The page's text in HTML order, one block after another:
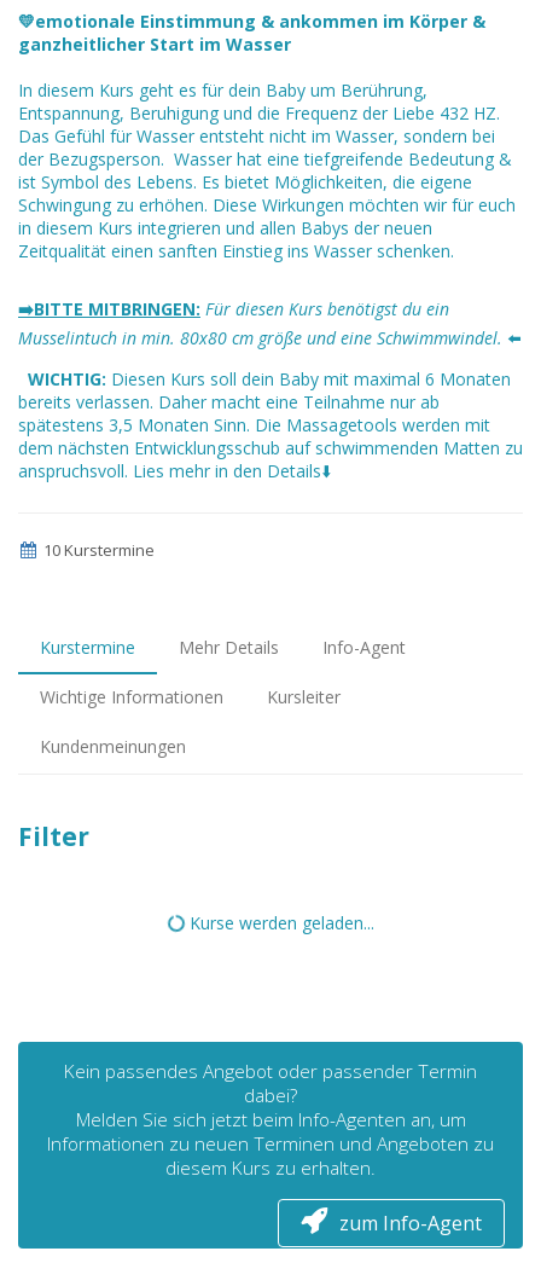
💛emotionale Einstimmung & ankommen im Körper &
ganzheitlicher Start im Wasser
In diesem Kurs geht es für dein Baby um Berührung,
Entspannung, Beruhigung und die Frequenz der Liebe 432 HZ.
Das Gefühl für Wasser entsteht nicht im Wasser, sondern bei
der Bezugsperson. Wasser hat eine tiefgreifende Bedeutung &
ist Symbol des Lebens. Es bietet Möglichkeiten, die eigene
Schwingung zu erhöhen. Diese Wirkungen möchten wir für euch
in diesem Kurs integrieren und allen Babys der neuen
Zeitqualität einen sanften Einstieg ins Wasser schenken.
➡️BITTE MITBRINGEN: Für diesen Kurs benötigst du ein
Musselintuch in min. 80x80 cm größe und eine Schwimmwindel. ⬅️
WICHTIG: Diesen Kurs soll dein Baby mit maximal 6 Monaten
bereits verlassen. Daher macht eine Teilnahme nur ab
spätestens 3,5 Monaten Sinn. Die Massagetools werden mit
dem nächsten Entwicklungsschub auf schwimmenden Matten zu
anspruchsvoll. Lies mehr in den Details⬇️
10 Kurstermine
Kurstermine Mehr Details Info-Agent
Wichtige Informationen Kursleiter
Kundenmeinungen
Filter
Kurse werden geladen...
Kein passendes Angebot oder passender Termin
dabei?
Melden Sie sich jetzt beim Info-Agenten an, um
Informationen zu neuen Terminen und Angeboten zu
diesem Kurs zu erhalten.
zum Info-Agent